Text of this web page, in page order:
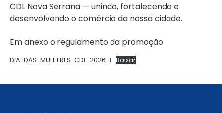
CDL Nova Serrana — unindo, fortalecendo e
desenvolvendo o comércio da nossa cidade.
Em anexo o regulamento da promoção
DIA-DAS-MULHERES-CDL-2026-1 Baixar